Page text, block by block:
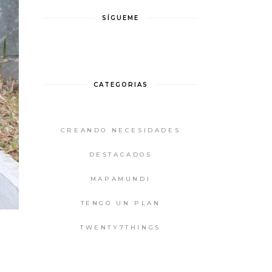
SÍGUEME
CATEGORIAS
CREANDO NECESIDADES
DESTACADOS
MAPAMUNDI
TENGO UN PLAN
TWENTY7THINGS